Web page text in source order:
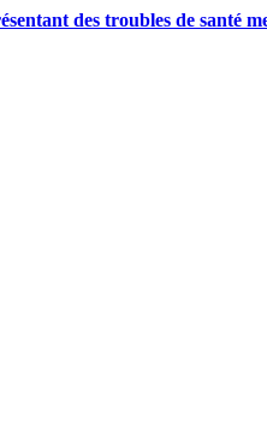
des troubles de santé